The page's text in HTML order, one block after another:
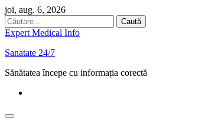
Skip
to
content
joi, aug. 6, 2026
Caută
după:
Expert Medical Info
Sanatate 24/7
Sănătatea începe cu informația corectă